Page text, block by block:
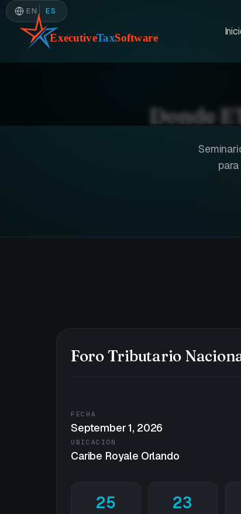
EN ES
Donde
Foro Tributario
FECHA
September 1, 2026
UBICACIÓN
Caribe Royale Orlando
25 23